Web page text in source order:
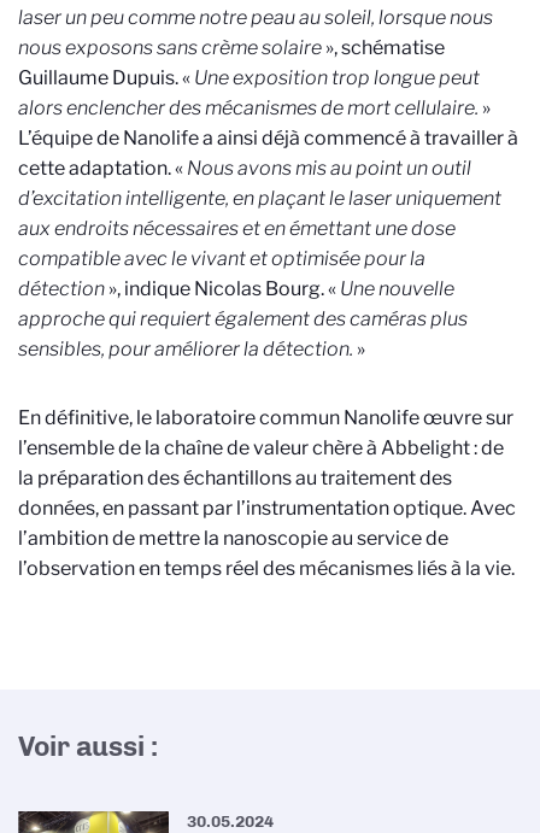
laser un peu comme notre peau au soleil, lorsque nous
nous exposons sans crème solaire », schématise
Guillaume Dupuis. « Une exposition trop longue peut
alors enclencher des mécanismes de mort cellulaire. »
L’équipe de Nanolife a ainsi déjà commencé à travailler à
cette adaptation. « Nous avons mis au point un outil
d’excitation intelligente, en plaçant le laser uniquement
aux endroits nécessaires et en émettant une dose
compatible avec le vivant et optimisée pour la
détection », indique Nicolas Bourg. « Une nouvelle
approche qui requiert également des caméras plus
sensibles, pour améliorer la détection. »
En définitive, le laboratoire commun Nanolife œuvre sur
l’ensemble de la chaîne de valeur chère à Abbelight : de
la préparation des échantillons au traitement des
données, en passant par l’instrumentation optique. Avec
l’ambition de mettre la nanoscopie au service de
l’observation en temps réel des mécanismes liés à la vie.
Voir aussi :
30.05.2024